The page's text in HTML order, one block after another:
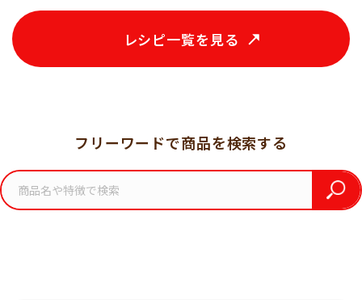
レシピ一覧を見る
フリーワードで商品を検索する